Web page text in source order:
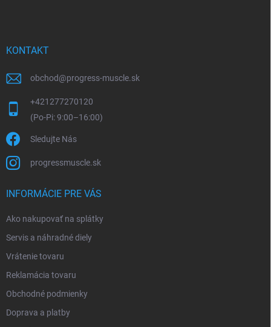
KONTAKT
obchod@progress-muscle.sk
+421277270120
Sledujte Nás
progressmuscle.sk
INFORMÁCIE PRE VÁS
Ako nakupovať na splátky
Servis a náhradné diely
Vrátenie tovaru
Reklamácia tovaru
Obchodné podmienky
Doprava a platby